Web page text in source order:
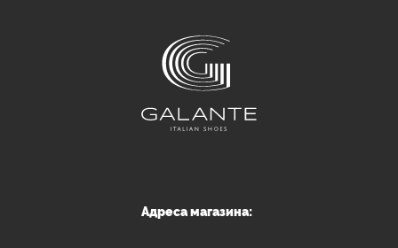
Адреса магазина: